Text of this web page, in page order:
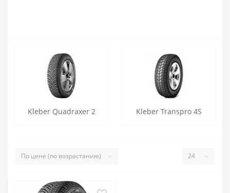
Kleber Quadraxer 2 Kleber Transpro 4S